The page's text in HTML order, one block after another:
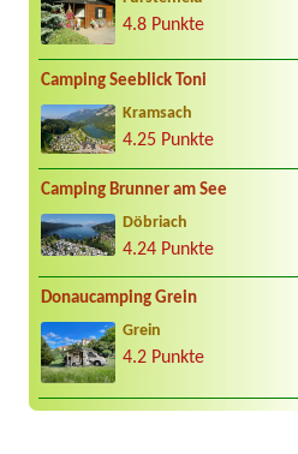
4.8 Punkte
Camping Seeblick Toni
Kramsach
4.25 Punkte
Camping Brunner am See
Döbriach
4.24 Punkte
Donaucamping Grein
Grein
4.2 Punkte